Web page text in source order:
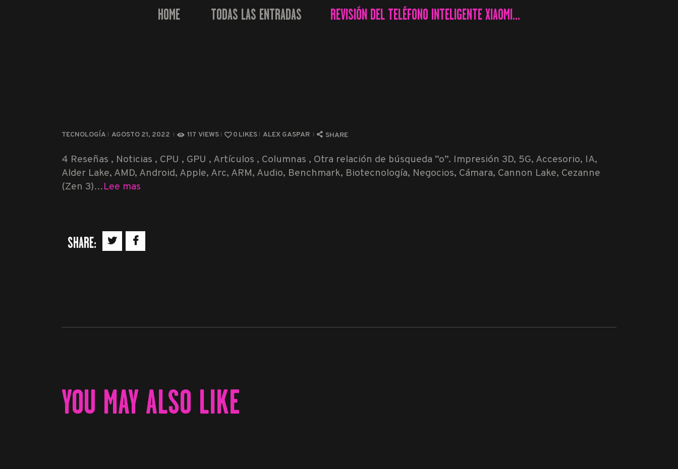
HOME TODAS LAS ENTRADAS REVISIÓN DEL TELÉFONO INTELIGENTE XIAOMI...
TECNOLOGÍA AGOSTO 21, 2022 117 VIEWS 0 LIKES ALEX GASPAR SHARE
4 Reseñas , Noticias , CPU , GPU , Artículos , Columnas , Otra relación de búsqueda “o”. Impresión 3D, 5G, Accesorio, IA,
Alder Lake, AMD, Android, Apple, Arc, ARM, Audio, Benchmark, Biotecnología, Negocios, Cámara, Cannon Lake, Cezanne
(Zen 3)…Lee mas
SHARE:
YOU MAY ALSO LIKE